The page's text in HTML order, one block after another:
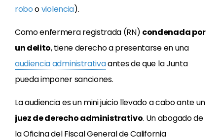
robooviolencia).
Como enfermera registrada (RN) condenada por
un delito, tiene derecho a presentarse en una
audiencia administrativaantes de que la Junta
pueda imponer sanciones.
La audiencia es un mini juicio llevado a cabo ante un
juez de derecho administrativo. Un abogado de
la Oficina del Fiscal General de California